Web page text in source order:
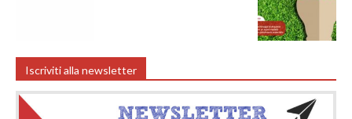
Iscriviti alla newsletter